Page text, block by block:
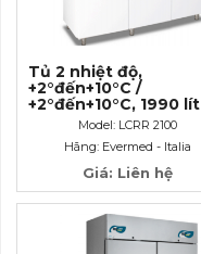
Tủ 2 nhiệt độ,
+2°đến+10°C /
+2°đến+10°C, 1990 lít
Model: LCRR 2100
Hãng: Evermed - Italia
Giá: Liên hệ